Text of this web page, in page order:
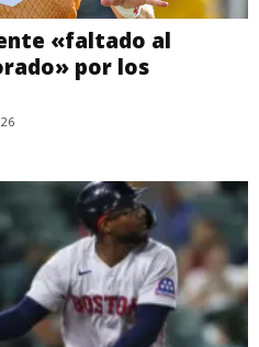
«faltado al
por los